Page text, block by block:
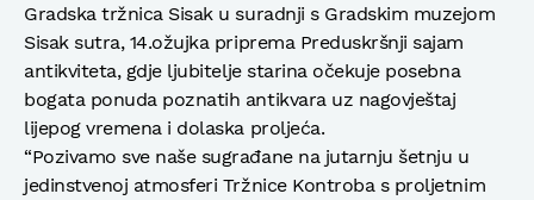
Gradska tržnica Sisak u suradnji s Gradskim muzejom
Sisak sutra, 14.ožujka priprema Preduskršnji sajam
antikviteta, gdje ljubitelje starina očekuje posebna
bogata ponuda poznatih antikvara uz nagovještaj
lijepog vremena i dolaska proljeća.
“Pozivamo sve naše sugrađane na jutarnju šetnju u
jedinstvenoj atmosferi Tržnice Kontroba s proljetnim